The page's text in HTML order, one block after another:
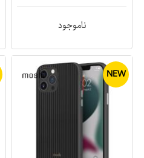
ناموجود
NEW